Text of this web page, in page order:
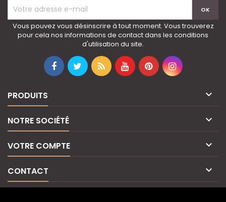
Vous pouvez vous désinscrire à tout moment. Vous trouverez
pour cela nos informations de contact dans les conditions
d'utilisation du site.
PRODUITS 
NOTRE SOCIÉTÉ 
VOTRE COMPTE 
CONTACT 